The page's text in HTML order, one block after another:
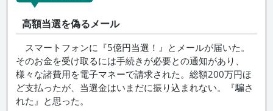
高額当選を偽るメール
スマートフォンに『5億円当選！』とメールが届いた。
そのお金を受け取るには手続きが必要との通知があり、
様々な諸費用を電子マネーで請求された。総額200万円ほ
ど支払ったが、当選金はいまだに振り込まれない。『騙さ
れた』と思った。